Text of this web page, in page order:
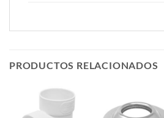
PRODUCTOS RELACIONADOS